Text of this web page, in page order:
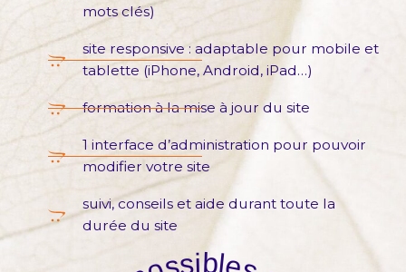
mots clés)
site responsive : adaptable pour mobile et
tablette (iPhone, Android, iPad…)
formation à la mise à jour du site
1 interface d’administration pour pouvoir
modifier votre site
suivi, conseils et aide durant toute la
durée du site